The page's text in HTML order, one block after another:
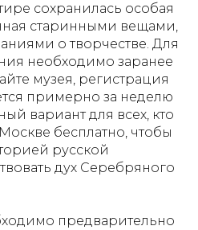
сохранилась особая
старинными вещами,
о творчестве. Для
необходимо заранее
музея, регистрация
примерно за неделю
вариант для всех, кто
бесплатно, чтобы
русской
дух Серебряного
предварительно